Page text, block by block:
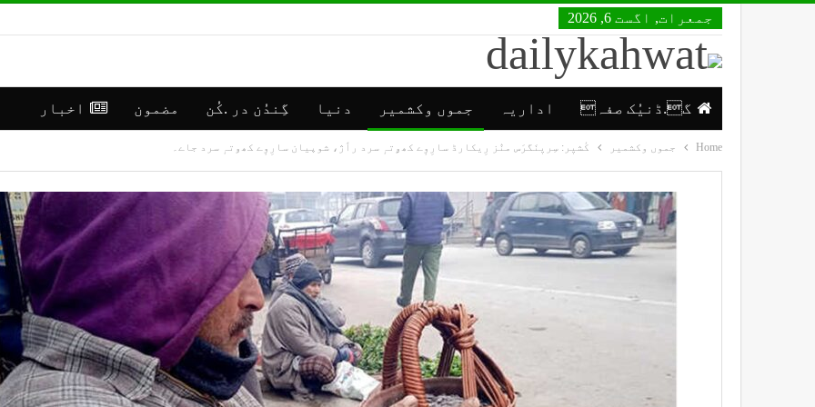
جمعرات, اگست 6, 2026
گ.ڈنیُک صفہ اداریہ جموں وکشمیر دنیا گِندُن در .کُن مضمون اخبار
Home جموں وکشمیر کٔشیٖر: سِریٖنَگرَس منٛز رِیکارڈ سارِوٕے کھۄتہٕ سرد رٲژ، شوپیان سارِوٕے کھۅتہٕ سرد جاے۔
**رانبیر
کنالہ مَنٛز
ڈبِیو ۱۰
وۄہر لٔڑکہِ،
ایس ڈی آر ایفَن…
جولائی 16, 2026
**موسمیٲتی
مَنزَرنامَہ:
مرکز سرینگر)
جولائی 30, 2026